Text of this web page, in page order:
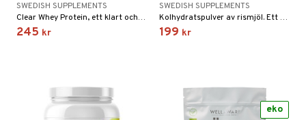
SWEDISH SUPPLEMENTS
Clear Whey Protein, ett klart och uppfriskande proteindryckspulver baserat på ärtpeptid.
245 kr
SWEDISH SUPPLEMENTS
Kolhydratspulver av rismjöl. Ett perfekt milt och glutenfritt kolhydratstillskott.
199 kr
eko